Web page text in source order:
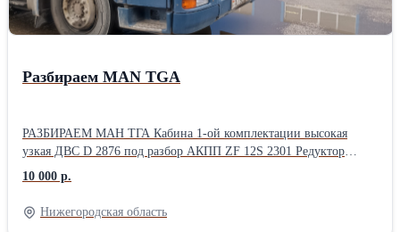
Разбираем МАN TGA
РАЗБИРАЕМ МАН ТГА Кабина 1-ой комплектации высокая
узкая ДВС D 2876 под разбор АКПП ZF 12S 2301 Редуктор
HY1350 перед.3710 ВСЕ запчасти без пробега по Р.Ф.
10 000 р.
Нижегородская область